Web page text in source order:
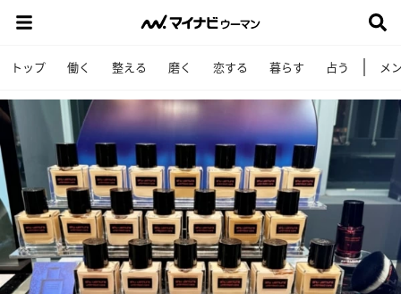
トップ 働く 整える 磨く 恋する 暮らす 占う メ